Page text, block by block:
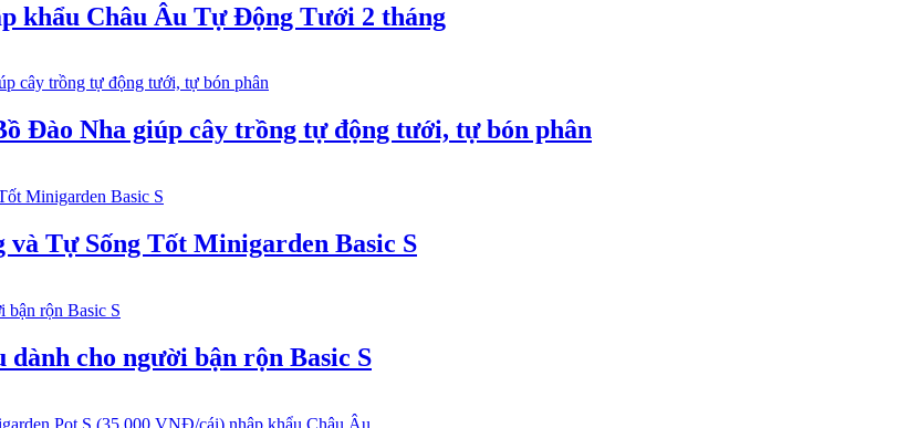
khẩu Châu Âu Tự Động Tưới 2 tháng
Đào Nha giúp cây trồng tự động tưới, tự bón phân
Tự Sống Tốt Minigarden Basic S
cho người bận rộn Basic S